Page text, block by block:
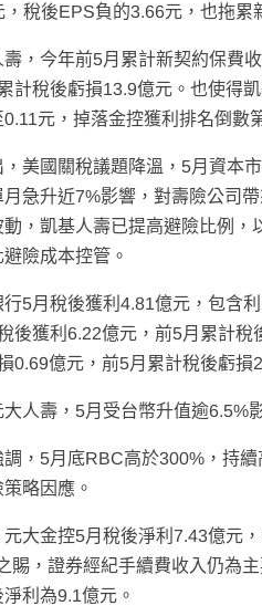
，稅後EPS負的3.66元，也拖累
，今年前5月累計新契約保費
計稅後虧損13.9億元。也使得
元，掉落金控獲利排名倒數
美國關稅議題降溫，5月資本
月急升近7%影響，對壽險公司
動，凱基人壽已提高避險比例
險成本控管。
行5月稅後獲利4.81億元，包含
後獲利6.22億元，前5月累計稅
0.69億元，前5月累計稅後虧損
大人壽，5月受台幣升值逾6.5%
調，5月底RBC高於300%，持
略因應。
大金控5月稅後淨利7.43億元
賜，證券經紀手續費收入仍為
利為9.1億元。